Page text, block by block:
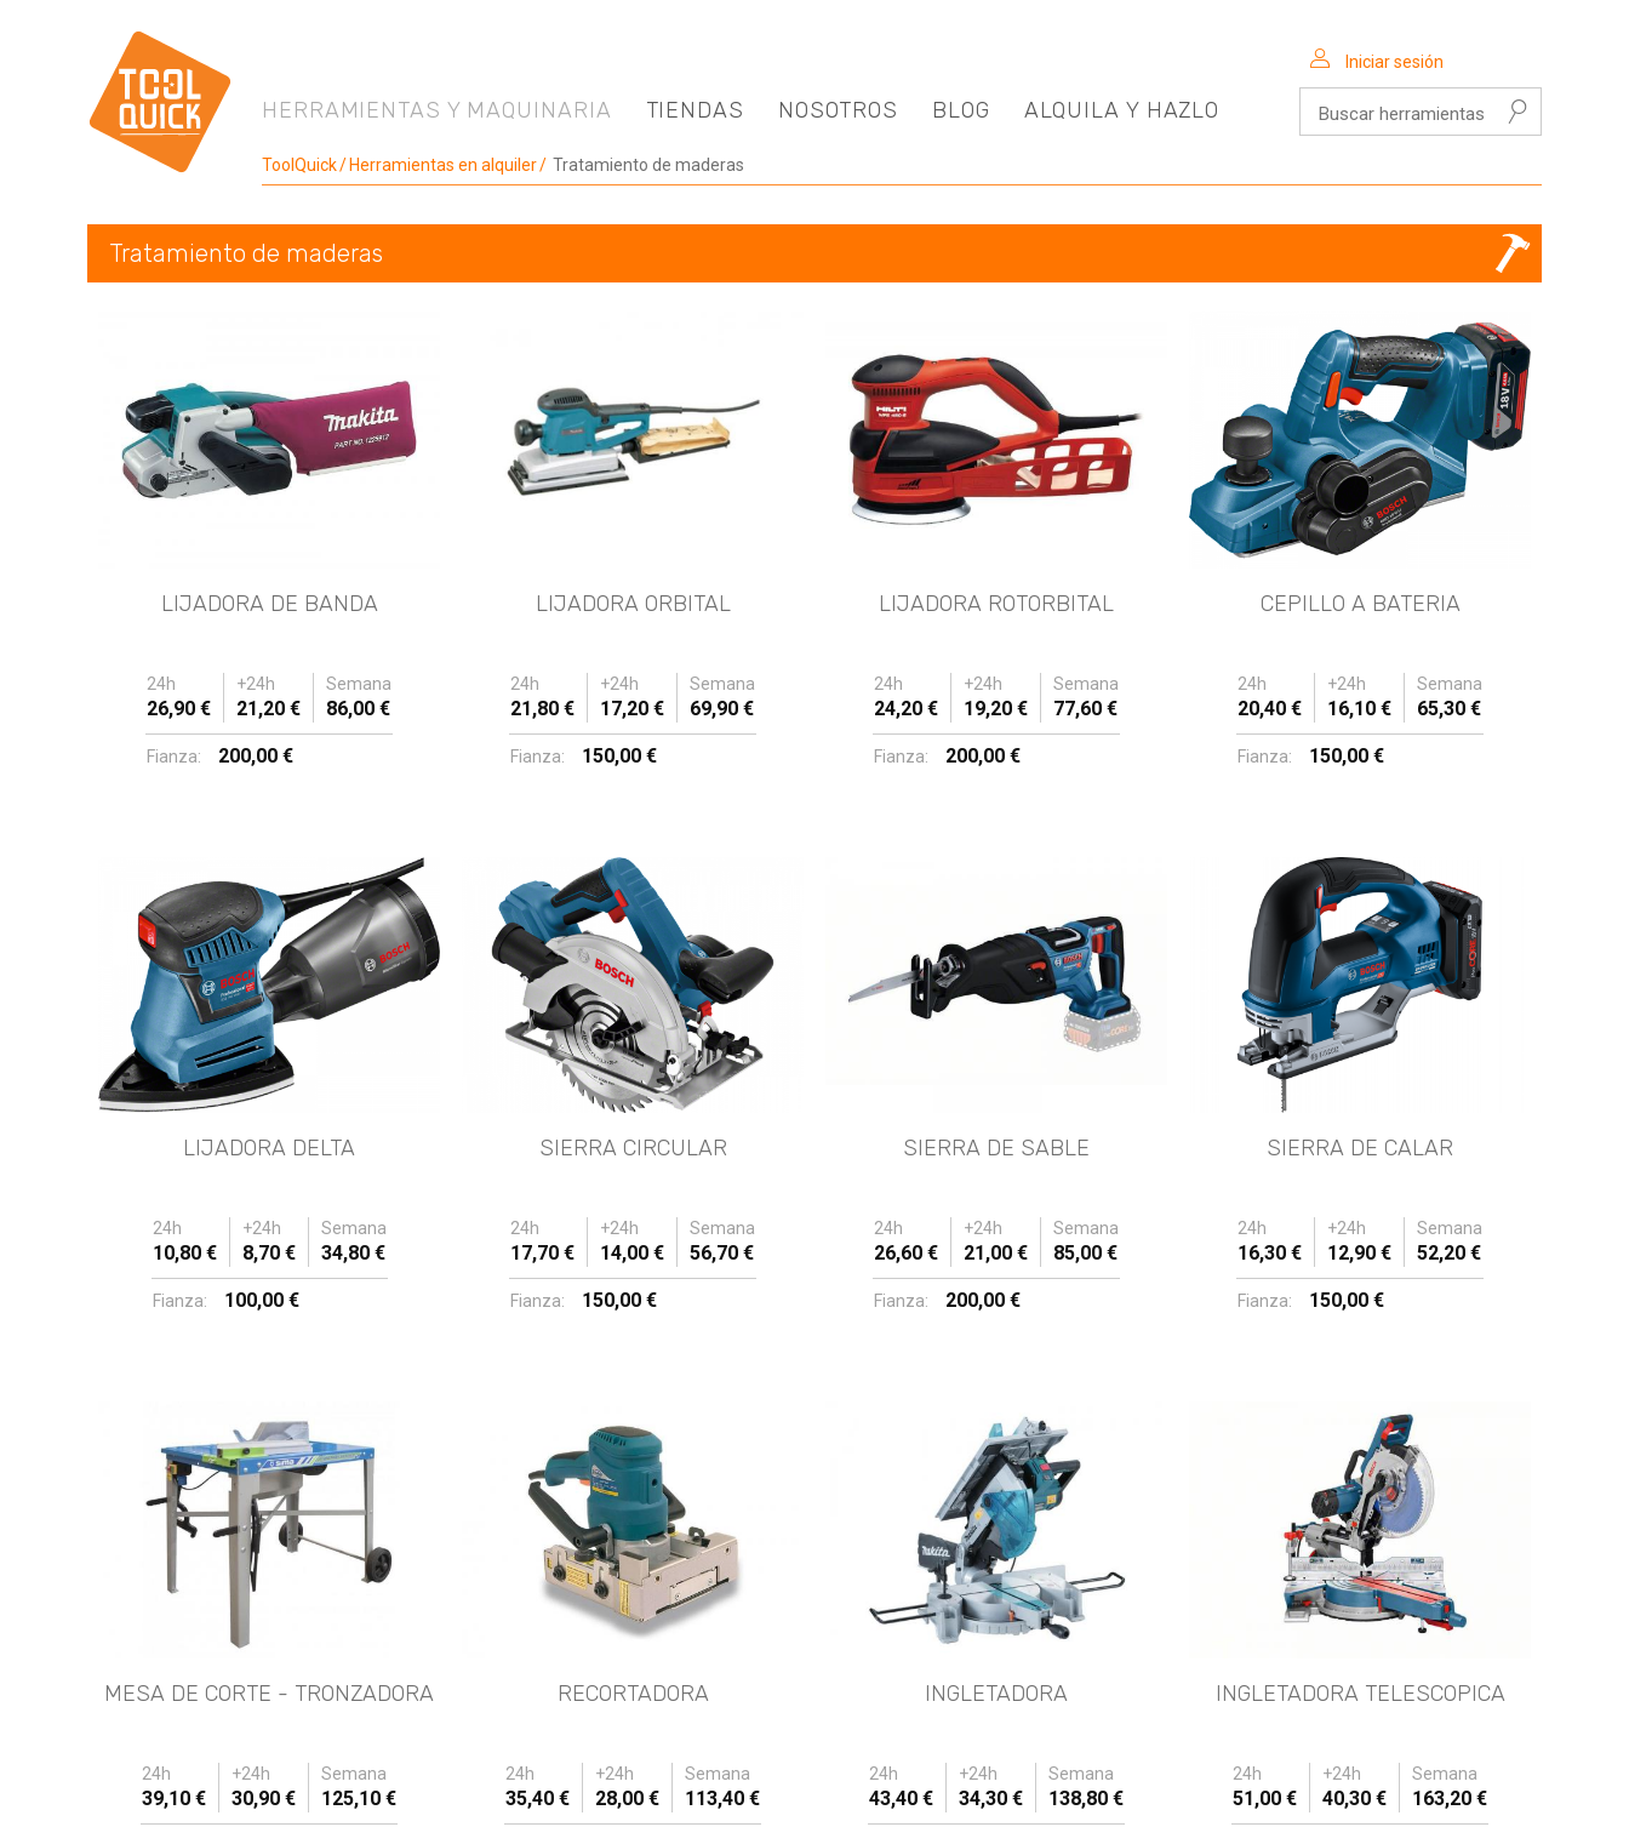
Iniciar sesión
HERRAMIENTAS Y MAQUINARIA TIENDAS NOSOTROS BLOG ALQUILA Y HAZLO
ToolQuick Herramientas en alquiler Tratamiento de maderas
Tratamiento de maderas
LIJADORA DE BANDA
24h +24h Semana
26,90 € 21,20 € 86,00 €
Fianza: 200,00 €
LIJADORA ORBITAL
24h +24h Semana
21,80 € 17,20 € 69,90 €
Fianza: 150,00 €
LIJADORA ROTORBITAL
24h +24h Semana
24,20 € 19,20 € 77,60 €
Fianza: 200,00 €
CEPILLO A BATERIA
24h +24h Semana
20,40 € 16,10 € 65,30 €
Fianza: 150,00 €
LIJADORA DELTA
24h +24h Semana
10,80 € 8,70 € 34,80 €
Fianza: 100,00 €
SIERRA CIRCULAR
24h +24h Semana
17,70 € 14,00 € 56,70 €
Fianza: 150,00 €
SIERRA DE SABLE
24h +24h Semana
26,60 € 21,00 € 85,00 €
Fianza: 200,00 €
SIERRA DE CALAR
24h +24h Semana
16,30 € 12,90 € 52,20 €
Fianza: 150,00 €
MESA DE CORTE - TRONZADORA
24h +24h Semana
39,10 € 30,90 € 125,10 €
RECORTADORA
24h +24h Semana
35,40 € 28,00 € 113,40 €
INGLETADORA
24h +24h Semana
43,40 € 34,30 € 138,80 €
INGLETADORA TELESCOPICA
24h +24h Semana
51,00 € 40,30 € 163,20 €